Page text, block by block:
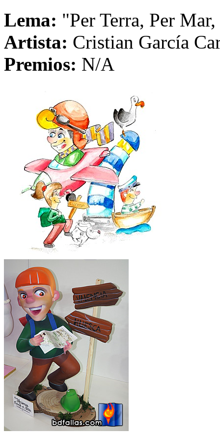
Lema: "Per Terra, Per
Artista: Cristian García
Premios: N/A